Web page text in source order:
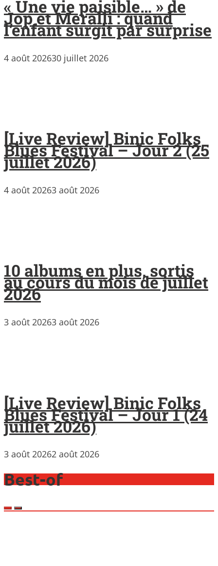
« Une vie paisible… » de
Jop et Meralli : quand
l’enfant surgit par surprise
4 août 202630 juillet 2026
[Live Review] Binic Folks
Blues Festival – Jour 2 (25
juillet 2026)
4 août 20263 août 2026
10 albums en plus, sortis
au cours du mois de juillet
2026
3 août 20263 août 2026
[Live Review] Binic Folks
Blues Festival – Jour 1 (24
juillet 2026)
3 août 20262 août 2026
Best-of